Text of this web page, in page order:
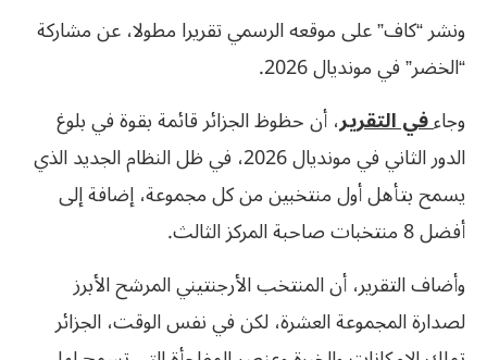
ونشر “كاف” على موقعه الرسمي تقريرا مطولا، عن مشاركة
“الخضر” في مونديال 2026.
وجاءفي التقرير، أن حظوظ الجزائر قائمة بقوة في بلوغ
الدور الثاني في مونديال 2026، في ظل النظام الجديد الذي
يسمح بتأهل أول منتخبين من كل مجموعة، إضافة إلى
أفضل 8 منتخبات صاحبة المركز الثالث.
وأضاف التقرير، أن المنتخب الأرجنتيني المرشح الأبرز
لصدارة المجموعة العشرة، لكن في نفس الوقت، الجزائر